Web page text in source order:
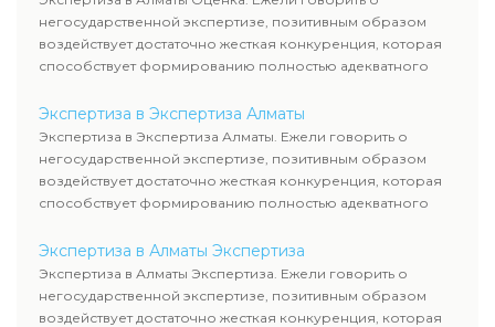
негосударственной экспертизе, позитивным образом
воздействует достаточно жесткая конкуренция, которая
способствует формированию полностью адекватного
Экспертиза в Экспертиза Алматы
Экспертиза в Экспертиза Алматы. Ежели говорить о
негосударственной экспертизе, позитивным образом
воздействует достаточно жесткая конкуренция, которая
способствует формированию полностью адекватного
Экспертиза в Алматы Экспертиза
Экспертиза в Алматы Экспертиза. Ежели говорить о
негосударственной экспертизе, позитивным образом
воздействует достаточно жесткая конкуренция, которая